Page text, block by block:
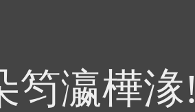
笉瀛樺湪!